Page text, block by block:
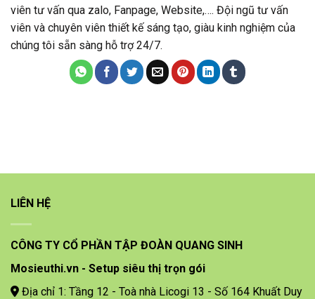
viên tư vấn qua zalo, Fanpage, Website,…. Đội ngũ tư vấn
viên và chuyên viên thiết kế sáng tạo, giàu kinh nghiệm của
chúng tôi sẵn sàng hỗ trợ 24/7.
LIÊN HỆ
CÔNG TY CỔ PHẦN TẬP ĐOÀN QUANG SINH
Mosieuthi.vn - Setup siêu thị trọn gói
Địa chỉ 1: Tầng 12 - Toà nhà Licogi 13 - Số 164 Khuất Duy